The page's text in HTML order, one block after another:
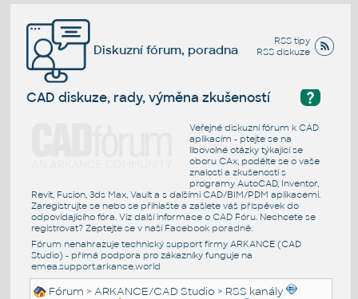
RSS tipy
RSS diskuze
Diskuzní fórum, poradna
?
CAD diskuze, rady, výměna zkušeností
Veřejné diskuzní fórum k CAD
aplikacím - ptejte se na
libovolné otázky týkající se
oboru CAx, podělte se o vaše
znalosti a zkušenosti s
programy AutoCAD, Inventor,
Revit, Fusion, 3ds Max, Vault a s dalšími CAD/BIM/PDM aplikacemi.
Zaregistrujte se nebo se přihlašte a zašlete váš příspěvek do
odpovídajícího fóra. Viz další informace o CAD Fóru. Nechcete se
registrovat? Zeptejte se v naší Facebook poradně.
Fórum nenahrazuje technický support firmy ARKANCE (CAD
Studio) - přímá podpora pro zákazníky funguje na
emea.support.arkance.world
Fórum >ARKANCE/CAD Studio > RSS kanály